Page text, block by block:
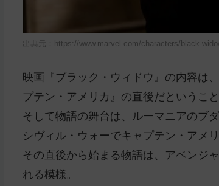
出典元：https://www.marvel.com/characters/black-
映画『ブラック・ウィドウ』の内容は
プテン・アメリカ』の直後だというこ
そして物語の舞台は、ルーマニアのブ
シヴィル・ウォーでキャプテン・アメ
その直後から始まる物語は、アベンジ
れる模様。